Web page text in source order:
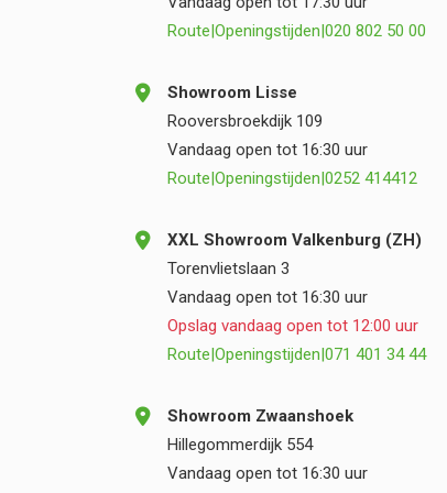
Route|Openingstijden|020 802 50 00
Showroom Lisse
Rooversbroekdijk 109
Vandaag open tot 16:30 uur
Route|Openingstijden|0252 414412
XXL Showroom Valkenburg (ZH)
Torenvlietslaan 3
Vandaag open tot 16:30 uur
Opslag vandaag open tot 12:00 uur
Route|Openingstijden|071 401 34 44
Showroom Zwaanshoek
Hillegommerdijk 554
Vandaag open tot 16:30 uur